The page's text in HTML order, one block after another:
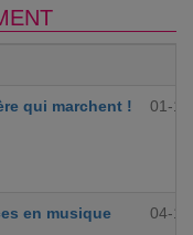
qui marchent ! 01-
en musique 04-